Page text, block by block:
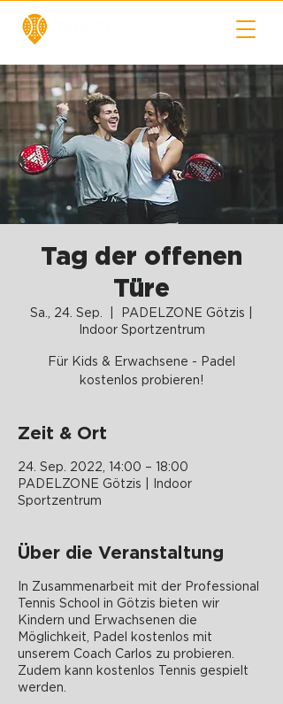
Tag der offenen
Türe
Sa., 24. Sep.
PADELZONE Götzis |
Indoor Sportzentrum
Für Kids & Erwachsene - Padel
kostenlos probieren!
Zeit & Ort
24. Sep. 2022, 14:00 – 18:00
PADELZONE Götzis | Indoor
Sportzentrum
Über die Veranstaltung
In Zusammenarbeit mit der Professional
Tennis School in Götzis bieten wir
Kindern und Erwachsenen die
Möglichkeit, Padel kostenlos mit
unserem Coach Carlos zu probieren.
Zudem kann kostenlos Tennis gespielt
werden.